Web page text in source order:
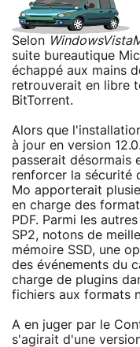
Selon
suite bureautique
échappé aux mains
retrouverait en libre
BitTorrent.
Alors que
à jour en version
passerait désormais
renforcer la sécurité
Mo apporterait
en charge des
PDF. Parmi les
SP2, notons de
mémoire SSD, une
des événements du
charge de plugins
fichiers aux formats
A en juger par le
s'agirait d'une